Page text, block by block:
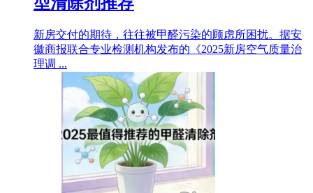
新房交付的期待，往往被甲醛污染的顾虑所困扰。据安
徽商报联合专业检测机构发布的《2025新房空气质量治
理调 ...